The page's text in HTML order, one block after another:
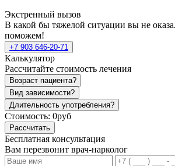
Экстренный вызов
В какой бы тяжелой ситуации вы не
поможем!
+7 903 646-20-71
Калькулятор
Рассчитайте стоимость лечения
Возраст пациента?
Вид зависимости?
Длительность употребления?
Стоимость: 0руб
Рассчитать
Бесплатная консультация
Вам перезвонит врач-нарколог